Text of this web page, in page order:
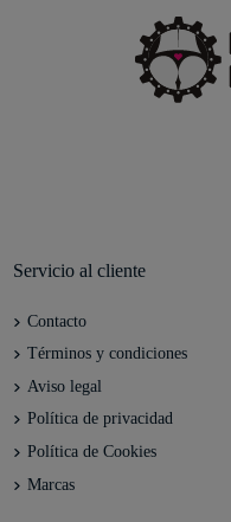
Servicio al cliente
Contacto
Términos y condiciones
Aviso legal
Política de privacidad
Política de Cookies
Marcas